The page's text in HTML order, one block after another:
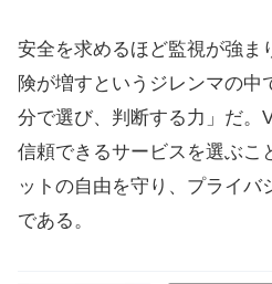
安全を求めるほど監視が強ま
険が増すというジレンマの中
分で選び、判断する力」だ。
信頼できるサービスを選ぶこ
ットの自由を守り、プライバ
である。